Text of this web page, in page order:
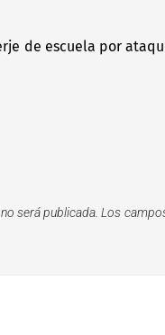
de escuela por
será publicada. Los